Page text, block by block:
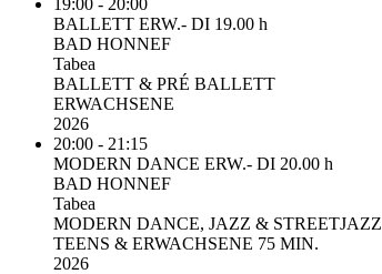
BALLETT ERW.- DI 19.00 h
BAD HONNEF
Tabea
BALLETT & PRÉ BALLETT
ERWACHSENE
2026
20:00 - 21:15
MODERN DANCE ERW.- DI 20.00 h
BAD HONNEF
Tabea
MODERN DANCE, JAZZ & STREETJAZZ
TEENS & ERWACHSENE 75 MIN.
2026